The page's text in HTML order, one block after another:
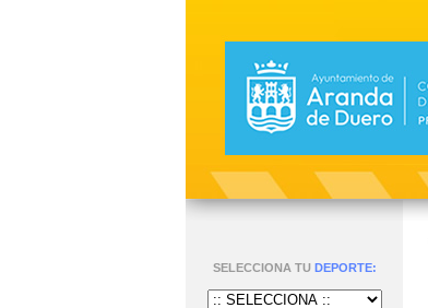
SELECCIONA TU DEPORTE: